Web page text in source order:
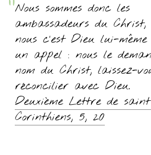
Nous sommes donc les
ambassadeurs du
nous c’est Dieu lui-
un appel : nous le
nom du Christ, laissez-
réconcilier avec Dieu.
Deuxième Lettre de
Corinthiens, 5, 20